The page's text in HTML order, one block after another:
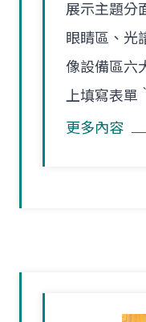
展示主題分
眼睛區、光
像設備區六
上填寫表單
更多內容